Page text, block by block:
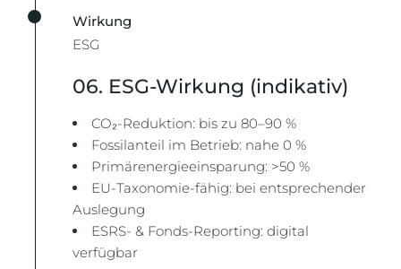
Wirkung
ESG
06. ESG-Wirkung (indikativ)
CO₂-Reduktion: bis zu 80–90 %
Fossilanteil im Betrieb: nahe 0 %
Primärenergieeinsparung: >50 %
EU-Taxonomie-fähig: bei entsprechender
Auslegung
ESRS- & Fonds-Reporting: digital
verfügbar